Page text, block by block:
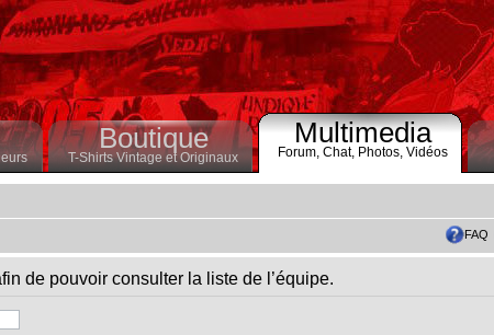
Boutique
T-Shirts Vintage et Originaux
Multimedia
Forum, Chat, Photos, Vidéos
FAQ
de pouvoir consulter la liste de l’équipe.